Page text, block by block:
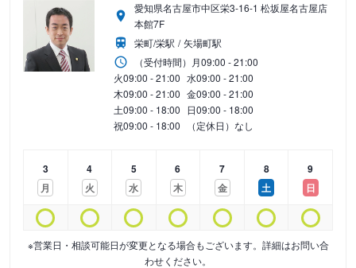
愛知県名古屋市中区栄3-16-1 松坂屋名古屋店
本館7F
栄町/栄駅
矢場町駅
（受付時間） 月09:00 - 21:00
火09:00 - 21:00 水09:00 - 21:00
木09:00 - 21:00 金09:00 - 21:00
土09:00 - 18:00 日09:00 - 18:00
祝09:00 - 18:00 （定休日）なし
3
月
4
火
5
水
6
木
7
金
8
土
9
日
※営業日・相談可能日が変更となる場合もございます。詳細はお問い合
わせください。